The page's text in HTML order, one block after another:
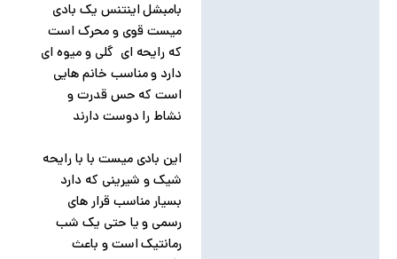
بامبشل اینتنس یک بادی
میست قوی و محرک است
که رایحه ای گلی و میوه ای
دارد و مناسب خانم هایی
است که حس قدرت و
نشاط را دوست دارند
این بادی میست با با رایحه
شیک و شیرینی که دارد
بسیار مناسب قرار های
رسمی و یا حتی یک شب
رمانتیک است و باعث